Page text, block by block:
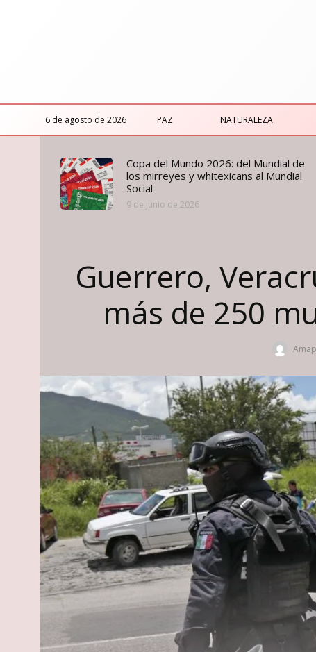
6 de agosto de 2026 PAZ NATURALEZA
Copa del Mundo 2026: del Mundial de
los mirreyes y whitexicans al Mundial
Social
9 de junio de 2026
Guerrero,
más de 250